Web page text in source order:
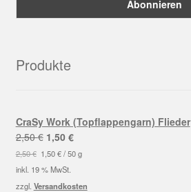
Produkte
CraSy Work (Topflappengarn) Flieder
2,50€ Ursprünglicher
Preis
war:
2,50 €
1,50 €Aktueller
Preis
1,50 €.
2,50€ 1,50€/50 g
inkl. 19 % MwSt.
zzgl. Versandkosten